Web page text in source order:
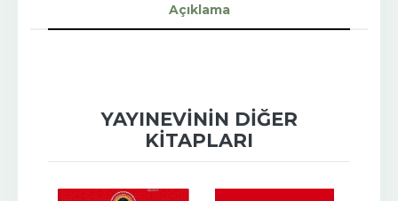
Açıklama
YAYINEVININ DIĞER
KITAPLARI